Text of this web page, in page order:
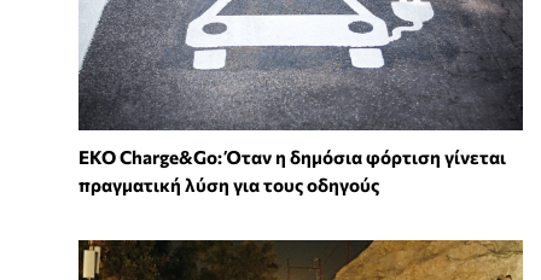
EKO Charge&Go: Όταν η δημόσια φόρτιση γίνεται
πραγματική λύση για τους οδηγούς